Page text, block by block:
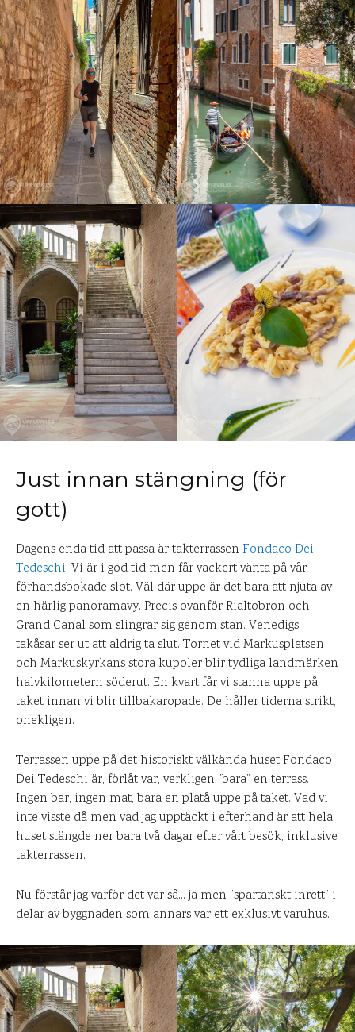
Just innan stängning (för
gott)
Dagens enda tid att passa är takterrassen Fondaco Dei
Tedeschi. Vi är i god tid men får vackert vänta på vår
förhandsbokade slot. Väl där uppe är det bara att njuta av
en härlig panoramavy. Precis ovanför Rialtobron och
Grand Canal som slingrar sig genom stan. Venedigs
takåsar ser ut att aldrig ta slut. Tornet vid Markusplatsen
och Markuskyrkans stora kupoler blir tydliga landmärken
halvkilometern söderut. En kvart får vi stanna uppe på
taket innan vi blir tillbakaropade. De håller tiderna strikt,
onekligen.
Terrassen uppe på det historiskt välkända huset Fondaco
Dei Tedeschi är, förlåt var, verkligen ”bara” en terrass.
Ingen bar, ingen mat, bara en platå uppe på taket. Vad vi
inte visste då men vad jag upptäckt i efterhand är att hela
huset stängde ner bara två dagar efter vårt besök, inklusive
takterrassen.
Nu förstår jag varför det var så… ja men ”spartanskt inrett” i
delar av byggnaden som annars var ett exklusivt varuhus.